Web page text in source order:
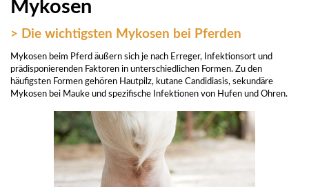
Mykosen
> Die wichtigsten Mykosen bei Pferden
Mykosen beim Pferd äußern sich je nach Erreger, Infektionsort und
prädisponierenden Faktoren in unterschiedlichen Formen. Zu den
häufigsten Formen gehören Hautpilz, kutane Candidiasis, sekundäre
Mykosen bei Mauke und spezifische Infektionen von Hufen und Ohren.